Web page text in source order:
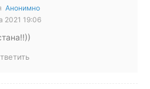
Анонимно
2021 19:06